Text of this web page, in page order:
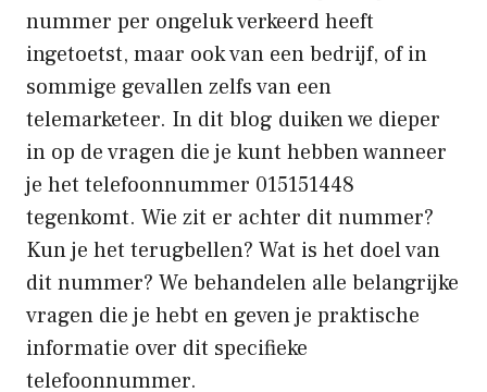
nummer per ongeluk verkeerd heeft
ingetoetst, maar ook van een bedrijf, of in
sommige gevallen zelfs van een
telemarketeer. In dit blog duiken we dieper
in op de vragen die je kunt hebben wanneer
je het telefoonnummer 015151448
tegenkomt. Wie zit er achter dit nummer?
Kun je het terugbellen? Wat is het doel van
dit nummer? We behandelen alle belangrijke
vragen die je hebt en geven je praktische
informatie over dit specifieke
telefoonnummer.